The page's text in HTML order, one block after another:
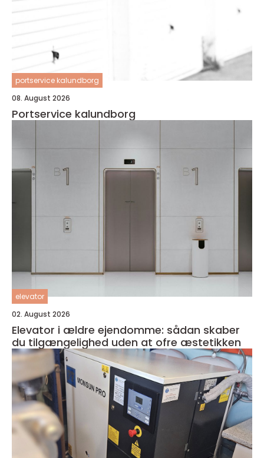
portservice kalundborg
08. August 2026
Portservice kalundborg
elevator
02. August 2026
Elevator i ældre ejendomme: sådan skaber
du tilgængelighed uden at ofre æstetikken